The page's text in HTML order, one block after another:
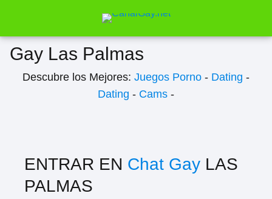
Gay Las Palmas
Descubre los Mejores: Juegos Porno - Dating -
Dating - Cams -
ENTRAR EN Chat Gay LAS
PALMAS